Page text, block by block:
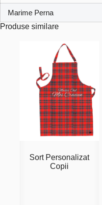
Marime Perna
Produse similare
Sort Personalizat
Copii